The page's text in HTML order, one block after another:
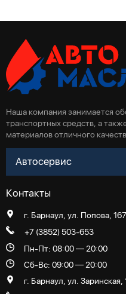
Наша компания занимается
транспортных средств, а
материалов отличного
Автосервис
Контакты
г. Барнаул, ул. Попова,
+7 (3852) 503-653
Пн-Пт: 08:00 — 20:00
Сб-Вс: 09:00 — 20:00
г. Барнаул, ул. Заринская,